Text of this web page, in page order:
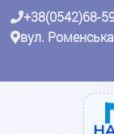
+38(0542)68-
вул.